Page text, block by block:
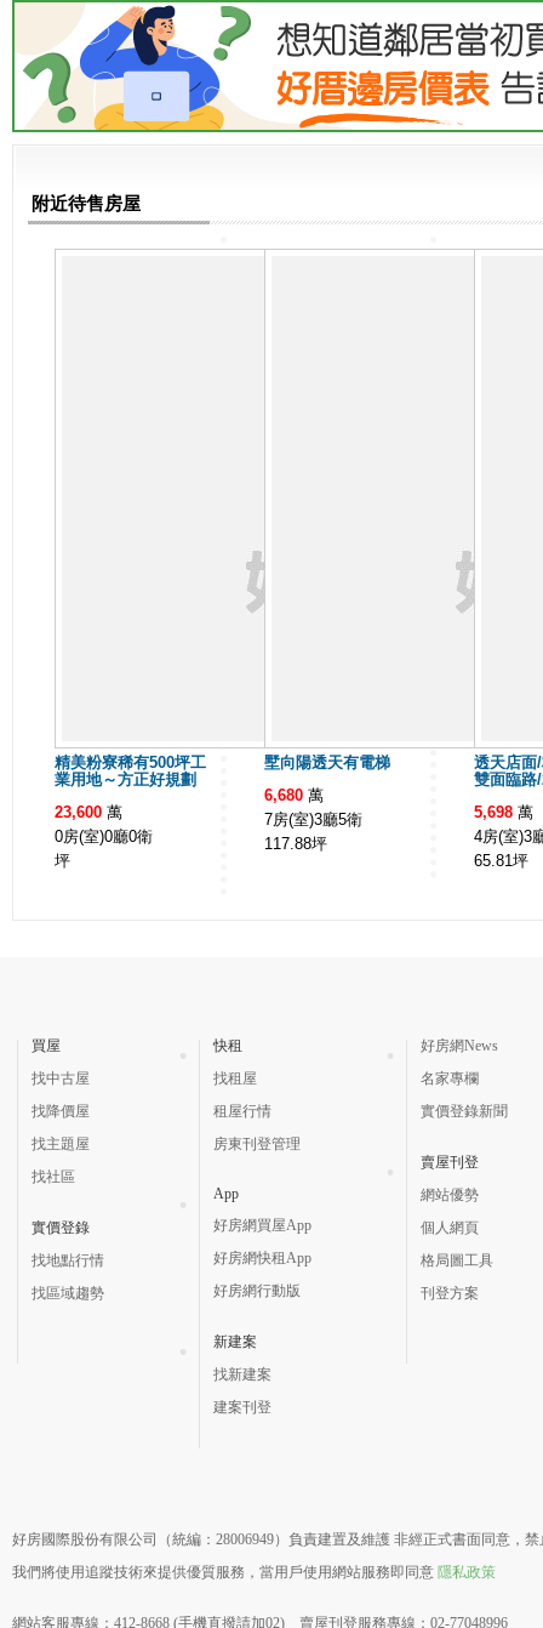
附近待售房屋
精美粉寮稀有500坪工
業用地～方正好規劃
23,600 萬
0房(室)0廳0衛
坪
墅向陽透天有電梯
6,680 萬
7房(室)3廳5衛
117.88坪
透天店面
雙面臨路
5,698 萬
4房(室)3
65.81坪
買屋
找中古屋
找降價屋
找主題屋
找社區
實價登錄
找地點行情
找區域趨勢
快租
找租屋
租屋行情
房東刊登管理
App
好房網買屋App
好房網快租App
好房網行動版
新建案
找新建案
建案刊登
好房網News
名家專欄
實價登錄新聞
賣屋刊登
網站優勢
個人網頁
格局圖工具
刊登方案
好房國際股份有限公司（統編：28006949）負責建置及維護 非經正式書面同意，
我們將使用追蹤技術來提供優質服務，當用戶使用網站服務即同意 隱私政策
網站客服專線：412-8668 (手機直撥請加02) 賣屋刊登服務專線：02-77048996